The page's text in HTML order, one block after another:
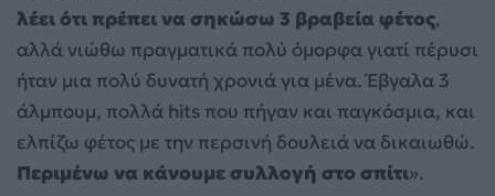
λέει ότι πρέπει να σηκώσω 3 βραβεία φέτος,
αλλά νιώθω πραγματικά πολύ όμορφα γιατί πέρυσι
ήταν μια πολύ δυνατή χρονιά για μένα. Έβγαλα 3
άλμπουμ, πολλά hits που πήγαν και παγκόσμια, και
ελπίζω φέτος με την περσινή δουλειά να δικαιωθώ.
Περιμένω να κάνουμε συλλογή στο σπίτι».